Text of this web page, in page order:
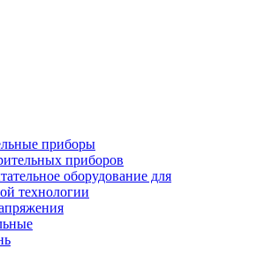
приборы
приборов
оборудование для
технологии